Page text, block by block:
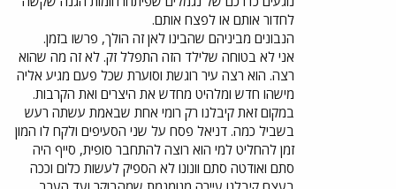
לחדור אותם או לפצח אותם.
הנבונים מביניהם שהבינו לאן זה הולך, פרשו בזמן.
אני לא בטוחה שלילד הזה התפלל זק. לא זה מה שהוא
רצה. הוא רצה עיר רוגשת וסוערת שכל פעם מגיע אליה
מישהו חדש ומלהיט מחדש את היצרים ואת הקרבות.
במקום זאת קיבלנו רק רומי אחת שבאמת עשתה רעש
בשביל כמה. דניאל פסח על שני הסעיפים ולקח לו המון
זמן להחליט למי הוא רוצה להתחבר סופית, סייף היה
סתם ואודטה סתם וונונו לא הספיק לעשות כלום וככה